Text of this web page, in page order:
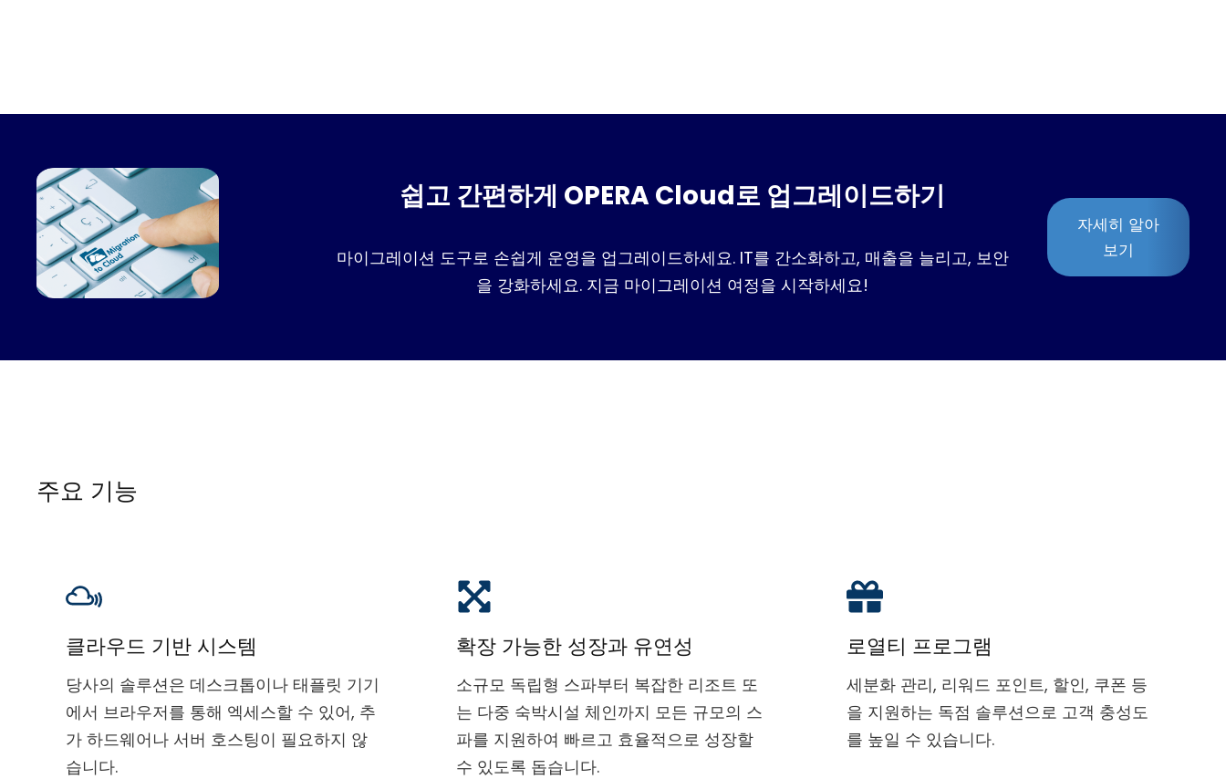
쉽고 간편하게 OPERA Cloud로 업그레이드하기
마이그레이션 도구로 손쉽게 운영을 업그레이드하세요. IT를 간소화하고, 매출을 늘리고, 보안
을 강화하세요. 지금 마이그레이션 여정을 시작하세요!
자세히 알아
보기
주요 기능
클라우드 기반 시스템
당사의 솔루션은 데스크톱이나 태플릿 기기
에서 브라우저를 통해 엑세스할 수 있어, 추
가 하드웨어나 서버 호스팅이 필요하지 않
습니다.
확장 가능한 성장과 유연성
소규모 독립형 스파부터 복잡한 리조트 또
는 다중 숙박시설 체인까지 모든 규모의 스
파를 지원하여 빠르고 효율적으로 성장할
수 있도록 돕습니다.
로열티 프로그램
세분화 관리, 리워드 포인트, 할인, 쿠폰 등
을 지원하는 독점 솔루션으로 고객 충성도
를 높일 수 있습니다.